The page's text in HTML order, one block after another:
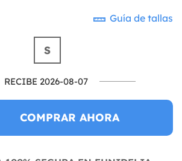
Guía de tallas
S
RECIBE 2026-08-07
COMPRAR AHORA